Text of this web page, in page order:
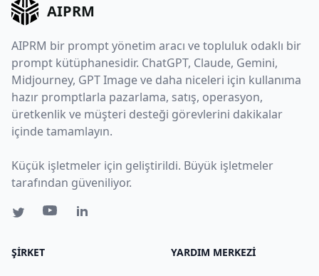
AIPRM
AIPRM bir prompt yönetim aracı ve topluluk odaklı bir
prompt kütüphanesidir. ChatGPT, Claude, Gemini,
Midjourney, GPT Image ve daha niceleri için kullanıma
hazır promptlarla pazarlama, satış, operasyon,
üretkenlik ve müşteri desteği görevlerini dakikalar
içinde tamamlayın.
Küçük işletmeler için geliştirildi. Büyük işletmeler
tarafından güveniliyor.
ŞIRKET YARDIM MERKEZI